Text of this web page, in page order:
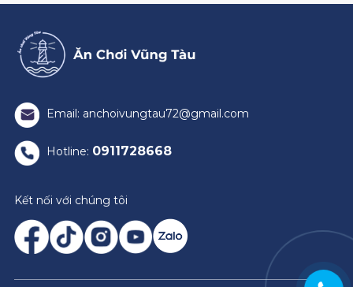
Email: anchoivungtau72@gmail.com
Hotline: 0911728668
Kết nối với chúng tôi